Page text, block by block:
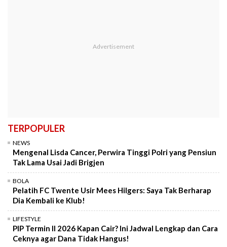
TERPOPULER
NEWS
Mengenal Lisda Cancer, Perwira Tinggi Polri yang Pensiun
Tak Lama Usai Jadi Brigjen
BOLA
Pelatih FC Twente Usir Mees Hilgers: Saya Tak Berharap
Dia Kembali ke Klub!
LIFESTYLE
PIP Termin II 2026 Kapan Cair? Ini Jadwal Lengkap dan Cara
Ceknya agar Dana Tidak Hangus!